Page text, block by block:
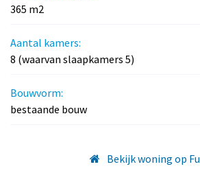
365 m2
Aantal kamers:
8 (waarvan slaapkamers 5)
Bouwvorm:
bestaande bouw
Bekijk woning op